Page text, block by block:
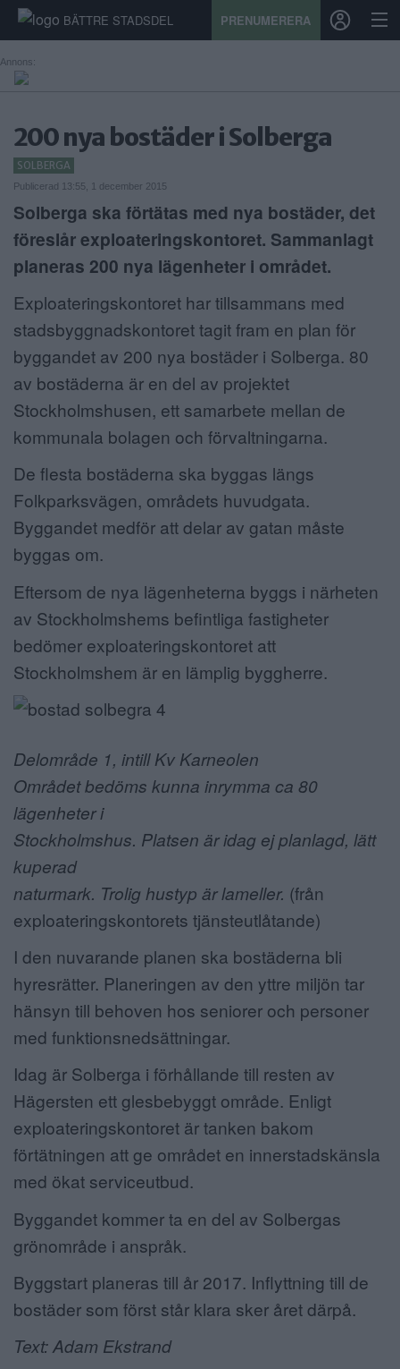
BÄTTRE STADSDEL PRENUMERERA
STADSDEL
PRENUMERATION
SPORT
ÅSIKTER
KALENDER
KONTAKT
SAMARBETEN
NÄRINGSLIV
MER
Annons:
200 nya bostäder i Solberga
SOLBERGA
Publicerad 13:55, 1 december 2015
Solberga ska förtätas med nya bostäder, det
föreslår exploateringskontoret. Sammanlagt
planeras 200 nya lägenheter i området.
Exploateringskontoret har tillsammans med
stadsbyggnadskontoret tagit fram en plan för
byggandet av 200 nya bostäder i Solberga. 80
av bostäderna är en del av projektet
Stockholmshusen, ett samarbete mellan de
kommunala bolagen och förvaltningarna.
De flesta bostäderna ska byggas längs
Folkparksvägen, områdets huvudgata.
Byggandet medför att delar av gatan måste
byggas om.
Eftersom de nya lägenheterna byggs i närheten
av Stockholmshems befintliga fastigheter
bedömer exploateringskontoret att
Stockholmshem är en lämplig byggherre.
Delområde 1, intill Kv Karneolen
Området bedöms kunna inrymma ca 80
lägenheter i
Stockholmshus. Platsen är idag ej planlagd, lätt
kuperad
naturmark. Trolig hustyp är lameller. (från
exploateringskontorets tjänsteutlåtande)
I den nuvarande planen ska bostäderna bli
hyresrätter. Planeringen av den yttre miljön tar
hänsyn till behoven hos seniorer och personer
med funktionsnedsättningar.
Idag är Solberga i förhållande till resten av
Hägersten ett glesbebyggt område. Enligt
exploateringskontoret är tanken bakom
förtätningen att ge området en innerstadskänsla
med ökat serviceutbud.
Byggandet kommer ta en del av Solbergas
grönområde i anspråk.
Byggstart planeras till år 2017. Inflyttning till de
bostäder som först står klara sker året därpå.
Text: Adam Ekstrand